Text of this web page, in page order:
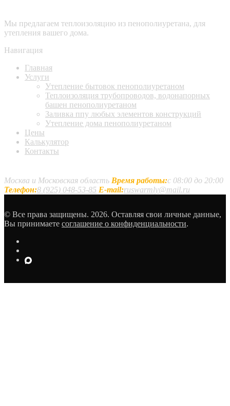
Мы предлагаем теплоизоляцию из пенополиуретана, для
утепления вашего дома.
Навигация
Главная
Услуги
Утепление бытовок пенополиуретаном
Теплоизоляция трубопроводов, водонапорных
башен пенополиуретаном
Заливка ппу любых элементов конструкций
Утепление дома пенополиуретаном
Цены
Калькулятор
Контакты
Москва и Московская область Время работы:с 08:00 до 20:00
Телефон:8 (925) 048-53-85 E-mail:ruswarmly@mail.ru
© Все права защищены. 2026. Оставляя свои личные данные,
Вы принимаете соглашение о конфиденциальности.